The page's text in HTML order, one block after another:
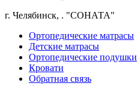
г. Челябинск, . "СОНАТА"
Ортопедические матрасы
Детские матрасы
Ортопедические подушки
Кровати
Обратная связь